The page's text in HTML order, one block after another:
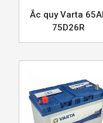
Ắc quy Varta
75D26R